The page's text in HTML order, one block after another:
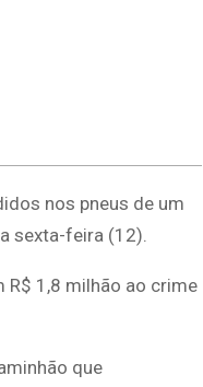
nos pneus de um
sexta-feira (12).
1,8 milhão ao crime
que